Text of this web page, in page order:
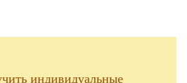
индивидуальные